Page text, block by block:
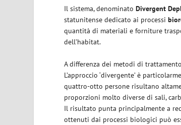
Il sistema, denominatoDivergent
statunitense dedicato ai processi
quantità di materiali e forniture
dell’habitat.
A differenza dei metodi di
L’approccio ‘divergente’ è
quattro-otto persone risultano
proporzioni molto diverse di sali,
Il risultato punta principalmente a
ottenuti dai processi biologici può